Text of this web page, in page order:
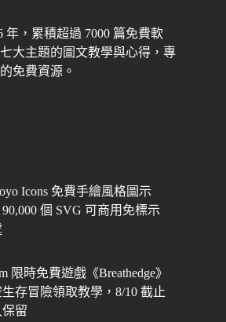
年，累積超過 7000 篇免費軟
大主題的圖文教學與心得，專
免費資源。
Icons 免費手繪風格圖示
個 SVG 可商用免標示
限時免費遊戲《Breathedge》
生存冒險領取教學，8/10 截止
留